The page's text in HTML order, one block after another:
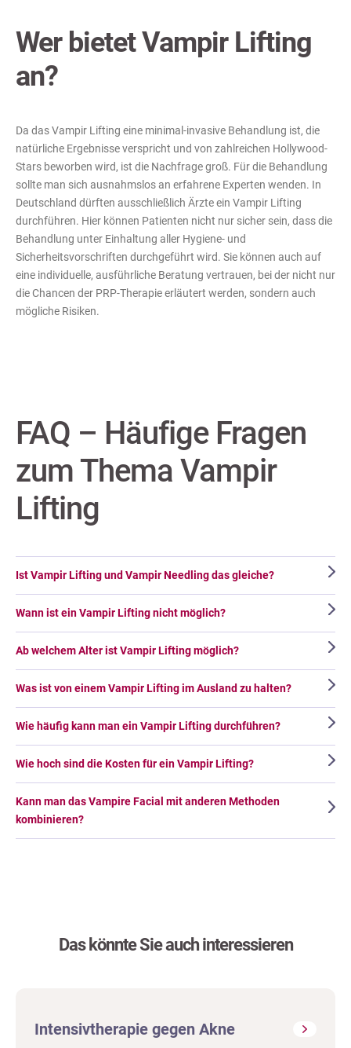
Wer bietet Vampir Lifting
an?
Da das Vampir Lifting eine minimal-invasive Behandlung ist, die
natürliche Ergebnisse verspricht und von zahlreichen Hollywood-
Stars beworben wird, ist die Nachfrage groß. Für die Behandlung
sollte man sich ausnahmslos an erfahrene Experten wenden. In
Deutschland dürften ausschließlich Ärzte ein Vampir Lifting
durchführen. Hier können Patienten nicht nur sicher sein, dass die
Behandlung unter Einhaltung aller Hygiene- und
Sicherheitsvorschriften durchgeführt wird. Sie können auch auf
eine individuelle, ausführliche Beratung vertrauen, bei der nicht nur
die Chancen der PRP-Therapie erläutert werden, sondern auch
mögliche Risiken.
FAQ – Häufige Fragen
zum Thema Vampir
Lifting
Ist Vampir Lifting und Vampir Needling das gleiche?
Wann ist ein Vampir Lifting nicht möglich?
Ab welchem Alter ist Vampir Lifting möglich?
Was ist von einem Vampir Lifting im Ausland zu halten?
Wie häufig kann man ein Vampir Lifting durchführen?
Wie hoch sind die Kosten für ein Vampir Lifting?
Kann man das Vampire Facial mit anderen Methoden
kombinieren?
Das könnte Sie auch interessieren
Intensivtherapie gegen Akne